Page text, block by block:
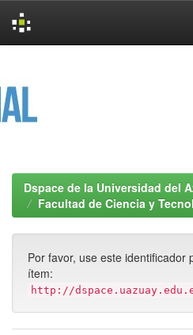
Dspace de la Universidad del
Facultad de Ciencia y
Por favor, use este identificador
ítem:
http://